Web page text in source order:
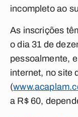
incompleto ao
As inscrições
o dia 31 de
pessoalmente,
internet, no site
(
a R$ 60,